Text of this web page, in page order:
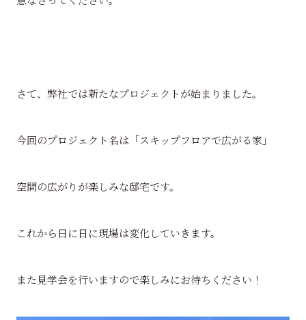
さて、弊社では新たなプロジェクトが始まりました。
今回のプロジェクト名は「スキップフロアで広がる家」
空間の広がりが楽しみな邸宅です。
これから日に日に現場は変化していきます。
また見学会を行いますので楽しみにお待ちください！